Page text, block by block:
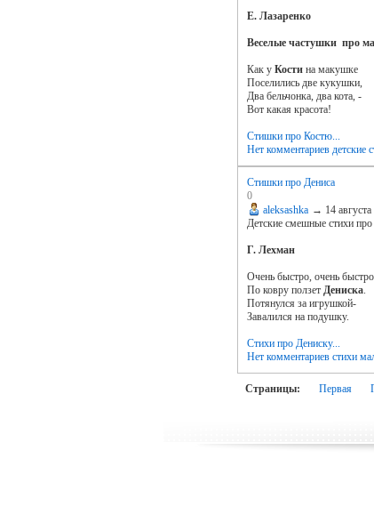
Е. Лазаренко
Веселые частушки про
Как уКости на макушке
Поселились две кукушки,
Два бельчонка, два кота, -
Вот какая красота!
Стишки про Костю...
Нет комментариев детские
Стишки про Дениса
0
aleksashka → 14
Детские смешные стихи
Г. Лехман
Очень быстро, очень быстро
По ковру ползетДениска.
Потянулся за игрушкой-
Завалился на подушку.
Стихи про Дениску...
Нет комментариев стихи
Страницы: Первая